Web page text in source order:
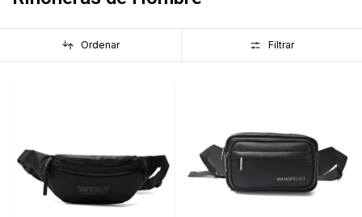
Ordenar Filtrar